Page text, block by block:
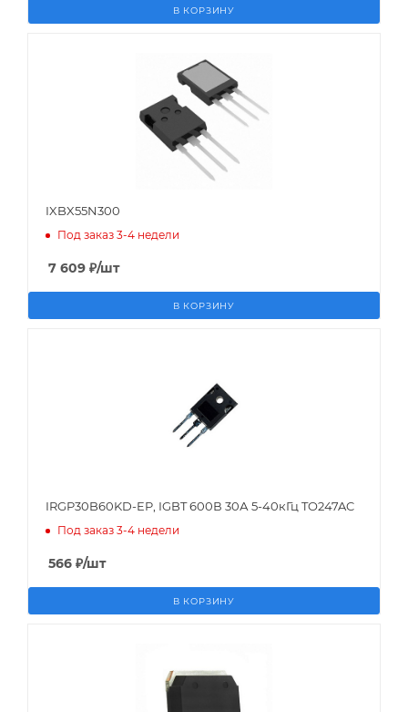
В КОРЗИНУ
IXBX55N300
Под заказ 3-4 недели
7 609 ₽/шт
В КОРЗИНУ
IRGP30B60KD-EP, IGBT 600В 30А 5-40кГц TO247AC
Под заказ 3-4 недели
566 ₽/шт
В КОРЗИНУ